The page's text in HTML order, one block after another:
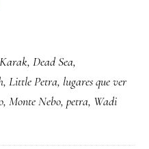
imprescindibles
, Dead Sea,
, Little Petra, lugares que ver
, Monte Nebo, petra, Wadi